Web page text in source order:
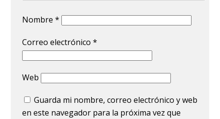
Nombre*
Correo electrónico*
Web
Guarda mi nombre, correo electrónico y web
en este navegador para la próxima vez que